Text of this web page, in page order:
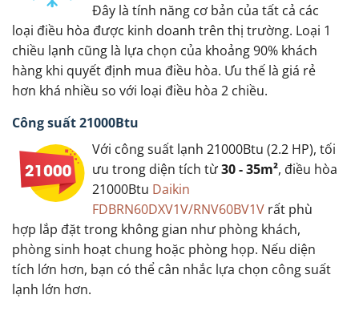
Đây là tính năng cơ bản của tất cả các
loại điều hòa được kinh doanh trên thị trường. Loại 1
chiều lạnh cũng là lựa chọn của khoảng 90% khách
hàng khi quyết định mua điều hòa. Ưu thế là giá rẻ
hơn khá nhiều so với loại điều hòa 2 chiều.
Công suất 21000Btu
Với công suất lạnh 21000Btu (2.2 HP), tối
ưu trong diện tích từ30 - 35m², điều hòa
21000Btu Daikin
FDBRN60DXV1V/RNV60BV1V rất phù
hợp lắp đặt trong không gian như phòng khách,
phòng sinh hoạt chung hoặc phòng họp. Nếu diện
tích lớn hơn, bạn có thể cân nhắc lựa chọn công suất
lạnh lớn hơn.